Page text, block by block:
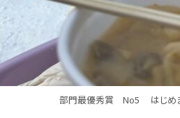
部門最優秀賞 No5 はじめま